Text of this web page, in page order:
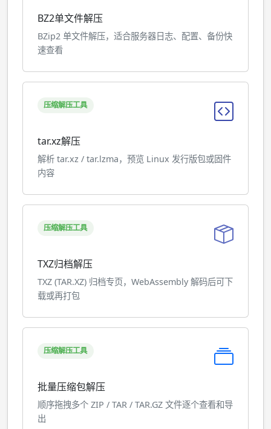
BZ2单文件解压
BZip2 单文件解压，适合服务器日志、配置、备份快
速查看
压缩解压工具
tar.xz解压
解析 tar.xz / tar.lzma，预览 Linux 发行版包或固件
内容
压缩解压工具
TXZ归档解压
TXZ (TAR.XZ) 归档专页，WebAssembly 解码后可下
载或再打包
压缩解压工具
批量压缩包解压
顺序拖拽多个 ZIP / TAR / TAR.GZ 文件逐个查看和导
出